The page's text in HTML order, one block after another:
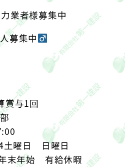
業者様募集中︎
募集中‍
賞与1回
土曜日 日曜日
年始 有給休暇